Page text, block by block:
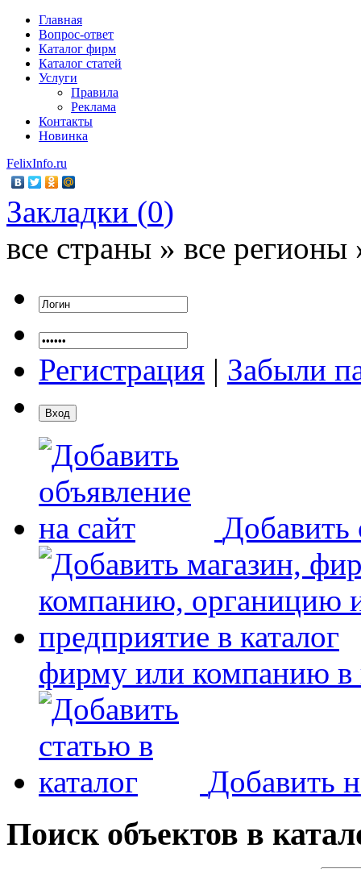
Главная
Вопрос-ответ
Каталог фирм
Каталог статей
Услуги
Правила
Реклама
Контакты
Новинка
FelixInfo.ru
Закладки (0)
все страны » все регионы
Регистрация | Забыли
Добавить
фирму или компанию в
Добавить
Поиск объектов в